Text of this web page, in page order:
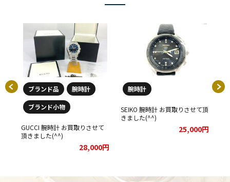
ブランド品 腕時計
ブランド小物
GUCCI 腕時計 お買取りさせて
頂きました(^^)
28,000円
腕時計
SEIKO 腕時計 お買取りさせて頂
きました(^^)
25,000円